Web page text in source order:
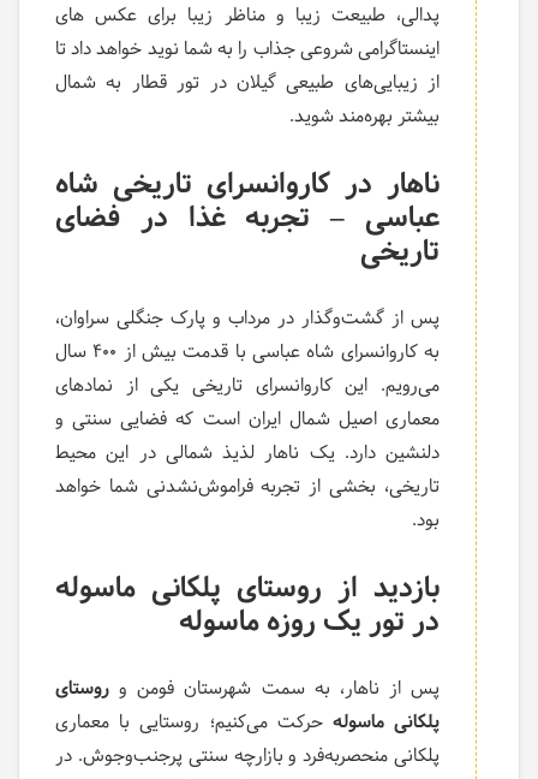
پدالی، طبیعت زیبا و مناظر زیبا برای عکس های
اینستاگرامی شروعی جذاب را به شما نوید خواهد داد تا
از زیبایی‌های طبیعی گیلان در تور قطار به شمال
بیشتر بهره‌مند شوید.
ناهار در کاروانسرای تاریخی شاه
عباسی – تجربه غذا در فضای
تاریخی
پس از گشت‌وگذار در مرداب و پارک جنگلی سراوان،
به کاروانسرای شاه عباسی با قدمت بیش از ۴۰۰ سال
می‌رویم. این کاروانسرای تاریخی یکی از نمادهای
معماری اصیل شمال ایران است که فضایی سنتی و
دلنشین دارد. یک ناهار لذیذ شمالی در این محیط
تاریخی، بخشی از تجربه فراموش‌نشدنی شما خواهد
بود.
بازدید از روستای پلکانی ماسوله
در تور یک روزه ماسوله
پس از ناهار، به سمت شهرستان فومن و روستای
پلکانی ماسوله حرکت می‌کنیم؛ روستایی با معماری
پلکانی منحصربه‌فرد و بازارچه سنتی پرجنب‌وجوش. در